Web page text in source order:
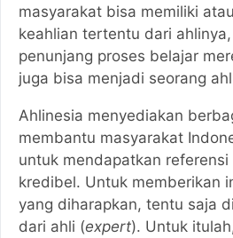
masyarakat bisa memiliki
keahlian tertentu dari
penunjang proses belajar
juga bisa menjadi seorang
Ahlinesia menyediakan
membantu masyarakat
untuk mendapatkan
kredibel. Untuk memberikan
yang diharapkan, tentu saja
dari ahli (expert). Untuk